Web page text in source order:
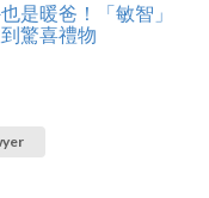
是暖爸！「敏智」
驚喜禮物